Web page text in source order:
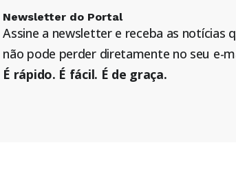
Newsletter do Portal
Assine a newsletter e receba as notícias
não pode perder diretamente no seu e-
É rápido. É fácil. É de graça.